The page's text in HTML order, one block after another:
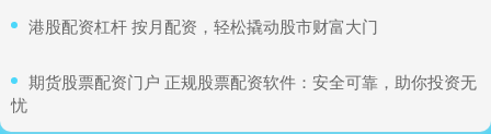
​港股配资杠杆 按月配资，轻松撬动股市财富大门
​期货股票配资门户 正规股票配资软件：安全可靠，助你投资无
忧